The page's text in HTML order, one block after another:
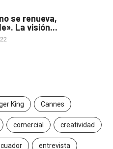
se renueva,
La visión...
King Cannes
comercial creatividad
entrevista